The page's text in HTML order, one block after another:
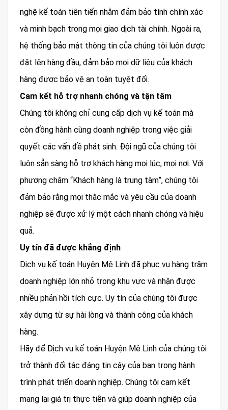
nghệ kế toán tiên tiến nhằm đảm bảo tính chính xác
và minh bạch trong mọi giao dịch tài chính. Ngoài ra,
hệ thống bảo mật thông tin của chúng tôi luôn được
đặt lên hàng đầu, đảm bảo mọi dữ liệu của khách
hàng được bảo vệ an toàn tuyệt đối.
Cam kết hỗ trợ nhanh chóng và tận tâm
Chúng tôi không chỉ cung cấp dịch vụ kế toán mà
còn đồng hành cùng doanh nghiệp trong việc giải
quyết các vấn đề phát sinh. Đội ngũ của chúng tôi
luôn sẵn sàng hỗ trợ khách hàng mọi lúc, mọi nơi. Với
phương châm “Khách hàng là trung tâm”, chúng tôi
đảm bảo rằng mọi thắc mắc và yêu cầu của doanh
nghiệp sẽ được xử lý một cách nhanh chóng và hiệu
quả.
Uy tín đã được khẳng định
Dịch vụ kế toán Huyện Mê Linh đã phục vụ hàng trăm
doanh nghiệp lớn nhỏ trong khu vực và nhận được
nhiều phản hồi tích cực. Uy tín của chúng tôi được
xây dựng từ sự hài lòng và thành công của khách
hàng.
Hãy để Dịch vụ kế toán Huyện Mê Linh của chúng tôi
trở thành đối tác đáng tin cậy của bạn trong hành
trình phát triển doanh nghiệp. Chúng tôi cam kết
mang lại giá trị thực tiễn và giúp doanh nghiệp của